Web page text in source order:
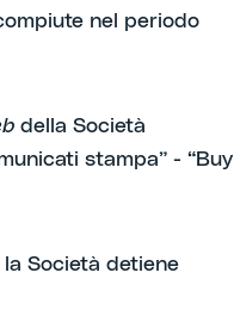
nel periodo
della Società
stampa” - “Buy
Società detiene